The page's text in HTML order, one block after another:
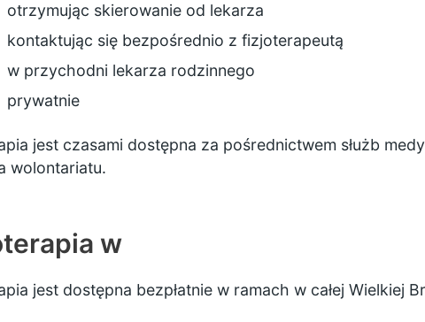
otrzymując skierowanie od lekarza
kontaktując się bezpośrednio z fizjoterapeutą
w przychodni lekarza rodzinnego
prywatnie
jest czasami dostępna za pośrednictwem służb
wolontariatu.
w
jest dostępna bezpłatnie w ramach w całej Wielkiej